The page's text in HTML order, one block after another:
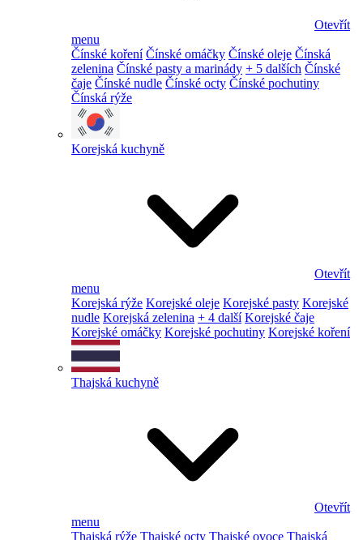
Otevřít
menu
Čínské koření Čínské omáčky Čínské oleje Čínská
zelenina Čínské pasty a marinády + 5 dalších Čínské
čaje Čínské nudle Čínské octy Čínské pochutiny
Čínská rýže
Korejská kuchyně
Otevřít
menu
Korejská rýže Korejské oleje Korejské pasty Korejské
nudle Korejská zelenina + 4 další Korejské čaje
Korejské omáčky Korejské pochutiny Korejské koření
Thajská kuchyně
Otevřít
menu
Thajská rýže Thajské octy Thajské ovoce Thajská